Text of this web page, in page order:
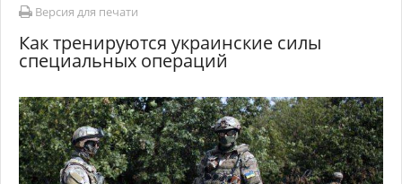
Версия для печати
Как тренируются украинские силы
специальных операций